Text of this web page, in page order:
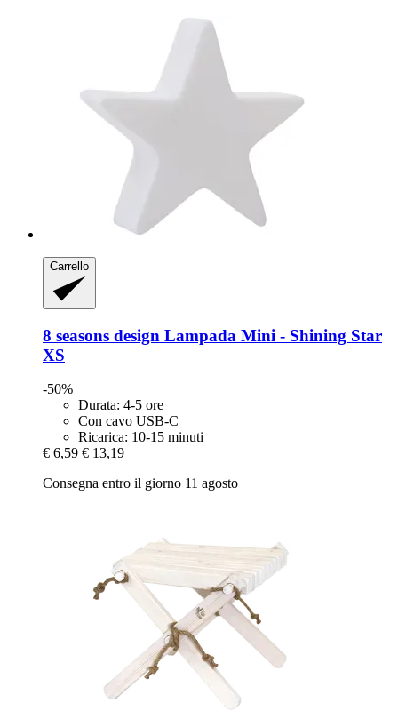
Carrello
8 seasons design Lampada Mini -​ Shining Star
XS
-50%
Durata: 4-5 ore
Con cavo USB-C
Ricarica: 10-15 minuti
€ 6,59 € 13,19
Consegna entro il giorno 11 agosto